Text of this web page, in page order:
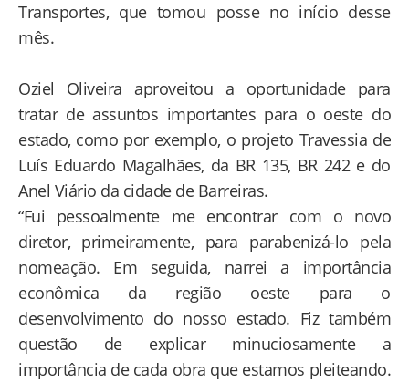
Transportes, que tomou posse no início desse
mês.
Oziel Oliveira aproveitou a oportunidade para
tratar de assuntos importantes para o oeste do
estado, como por exemplo, o projeto Travessia de
Luís Eduardo Magalhães, da BR 135, BR 242 e do
Anel Viário da cidade de Barreiras.
“Fui pessoalmente me encontrar com o novo
diretor, primeiramente, para parabenizá-lo pela
nomeação. Em seguida, narrei a importância
econômica da região oeste para o
desenvolvimento do nosso estado. Fiz também
questão de explicar minuciosamente a
importância de cada obra que estamos pleiteando.